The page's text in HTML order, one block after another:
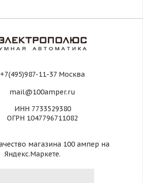
+7(495)987-11-37 Москва
mail@100amper.ru
ИНН 7733529380
ОГРН 1047796711082